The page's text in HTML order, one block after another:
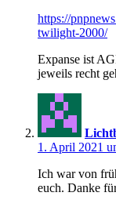
https://
twilight-2000/
Expanse ist
jeweils recht
1. April 2021
Ich war von
euch. Danke